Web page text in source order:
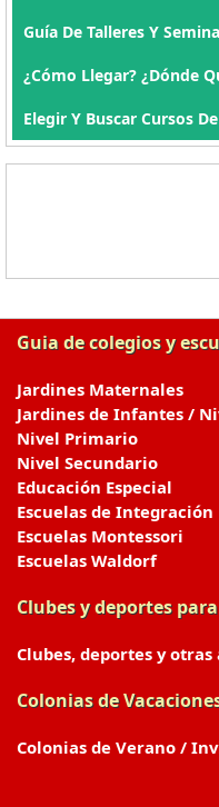
Guía De Talleres Y
¿Cómo Llegar? ¿Dónde
Elegir Y Buscar Cursos
Guia de colegios y
Jardines Maternales
Jardines de Infantes /
Nivel Primario
Nivel Secundario
Educación Especial
Escuelas de Integración
Escuelas Montessori
Escuelas Waldorf
Clubes y deportes
Clubes, deportes y
Colonias de
Colonias de Verano /